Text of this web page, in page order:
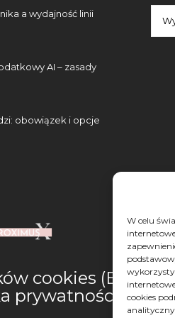
W celu
cookies
a wydajność linii
AI – zasady
obowiązek i opcje
cookies (EU)
prywatności